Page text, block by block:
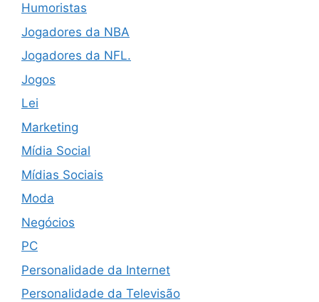
Humoristas
Jogadores da NBA
Jogadores da NFL.
Jogos
Lei
Marketing
Mídia Social
Mídias Sociais
Moda
Negócios
PC
Personalidade da Internet
Personalidade da Televisão